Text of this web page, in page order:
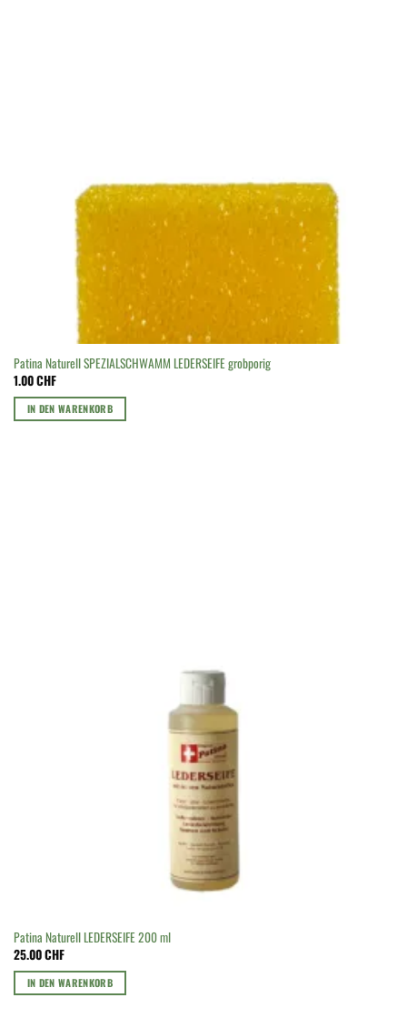
Patina Naturell SPEZIALSCHWAMM LEDERSEIFE grobporig
1.00CHF
IN DEN WARENKORB
Patina Naturell LEDERSEIFE 200 ml
25.00CHF
IN DEN WARENKORB